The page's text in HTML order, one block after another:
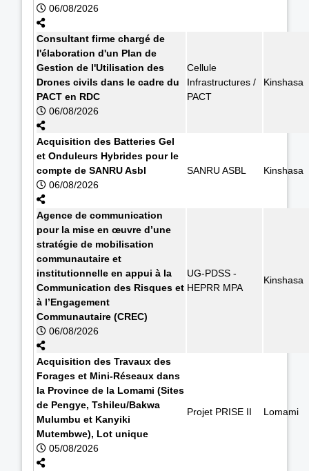
06/08/2026
Consultant firme chargé de
l'élaboration d'un Plan de
Gestion de l'Utilisation des
Drones civils dans le cadre du
PACT en RDC
06/08/2026
Cellule
Infrastructures /
PACT
Kinshasa
Acquisition des Batteries Gel
et Onduleurs Hybrides pour le
compte de SANRU Asbl
06/08/2026
SANRU ASBL Kinshasa
Agence de communication
pour la mise en œuvre d’une
stratégie de mobilisation
communautaire et
institutionnelle en appui à la
Communication des Risques et
à l’Engagement
Communautaire (CREC)
06/08/2026
UG-PDSS -
HEPRR MPA
Kinshasa
Acquisition des Travaux des
Forages et Mini-Réseaux dans
la Province de la Lomami (Sites
de Pengye, Tshileu/Bakwa
Mulumbu et Kanyiki
Mutembwe), Lot unique
05/08/2026
Projet PRISE II Lomami